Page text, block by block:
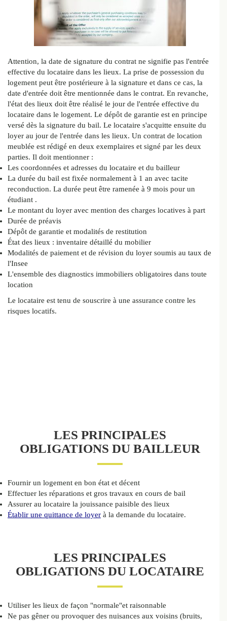
Attention, la date de signature du contrat ne signifie pas l'entrée
effective du locataire dans les lieux. La prise de possession du
logement peut être postérieure à la signature et dans ce cas, la
date d'entrée doit être mentionnée dans le contrat. En revanche,
l'état des lieux doit être réalisé le jour de l'entrée effective du
locataire dans le logement. Le dépôt de garantie est en principe
versé dès la signature du bail. Le locataire s'acquitte ensuite du
loyer au jour de l'entrée dans les lieux. Un contrat de location
meublée est rédigé en deux exemplaires et signé par les deux
parties. Il doit mentionner :
Les coordonnées et adresses du locataire et du bailleur
La durée du bail est fixée normalement à 1 an avec tacite
reconduction. La durée peut être ramenée à 9 mois pour un
étudiant .
Le montant du loyer avec mention des charges locatives à part
Durée de préavis
Dépôt de garantie et modalités de restitution
État des lieux : inventaire détaillé du mobilier
Modalités de paiement et de révision du loyer soumis au taux de
l'Insee
L'ensemble des diagnostics immobiliers obligatoires dans toute
location
Le locataire est tenu de souscrire à une assurance contre les
risques locatifs.
LES PRINCIPALES
OBLIGATIONS DU BAILLEUR
Fournir un logement en bon état et décent
Effectuer les réparations et gros travaux en cours de bail
Assurer au locataire la jouissance paisible des lieux
Établir une quittance de loyer à la demande du locataire.
LES PRINCIPALES
OBLIGATIONS DU LOCATAIRE
Utiliser les lieux de façon "normale"et raisonnable
Ne pas gêner ou provoquer des nuisances aux voisins (bruits,